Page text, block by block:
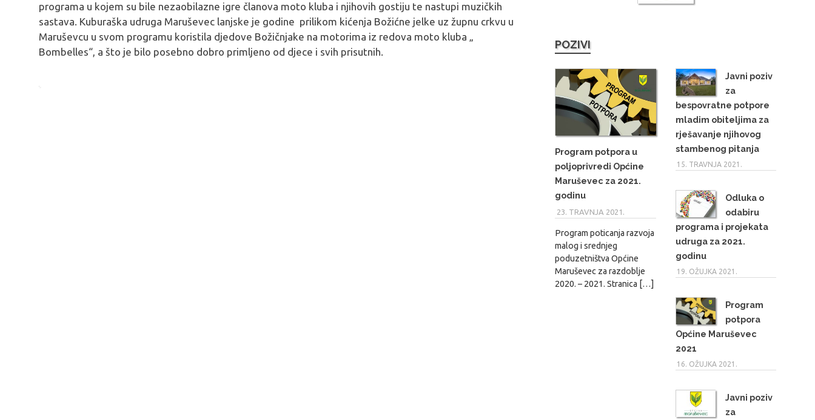
programa u kojem su bile nezaobilazne igre članova moto kluba i njihovih gostiju te nastupi muzičkih
sastava. Kuburaška udruga Maruševec lanjske je godine prilikom kićenja Božićne jelke uz župnu crkvu u
Maruševcu u svom programu koristila djedove Božičnjake na motorima iz redova moto kluba „
Bombelles“, a što je bilo posebno dobro primljeno od djece i svih prisutnih.
POZIVI
Program potpora u
poljoprivredi Općine
Maruševec za 2021.
godinu
23. TRAVNJA 2021.
Program poticanja razvoja
malog i srednjeg
poduzetništva Općine
Maruševec za razdoblje
2020. – 2021. Stranica […]
Javni poziv
za
bespovratne potpore
mladim obiteljima za
rješavanje njihovog
stambenog pitanja
15. TRAVNJA 2021.
Odluka o
odabiru
programa i projekata
udruga za 2021.
godinu
19. OŽUJKA 2021.
Program
potpora
Općine Maruševec
2021
16. OŽUJKA 2021.
Javni poziv
za